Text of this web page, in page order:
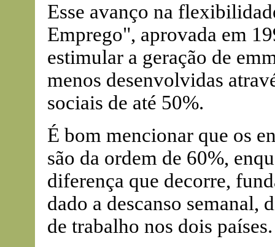
Esse avanço na
Emprego", aprovada em
estimular a geração de
menos desenvolvidas
sociais de até 50%.
É bom mencionar que os
são da ordem de 60%,
diferença que decorre,
dado a descanso semanal,
de trabalho nos dois países.